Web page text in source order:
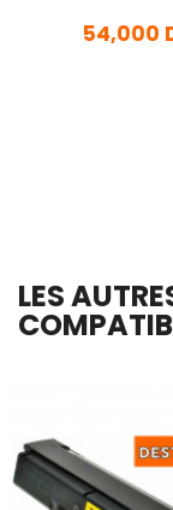
54,000
LES